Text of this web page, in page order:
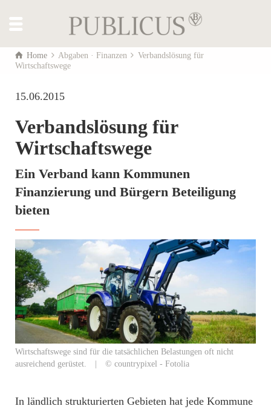
Home Abgaben · Finanzen
Verbandslösung für
Wirtschaftswege
15.06.2015
Verbandslösung für
Wirtschaftswege
Ein Verband kann Kommunen
Finanzierung und Bürgern Beteiligung
bieten
Wirtschaftswege sind für die tatsächlichen Belastungen oft nicht
ausreichend gerüstet. | © countrypixel - Fotolia
In ländlich strukturierten Gebieten hat jede Kommune